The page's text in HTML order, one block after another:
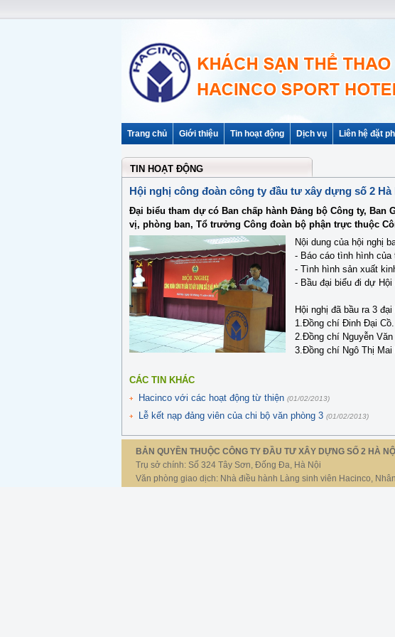
Trang chủ Giới thiệu Tin hoạt động Dịch vụ Liên hệ đặt
TIN HOẠT ĐỘNG
Hội nghị công đoàn công ty đầu tư xây dựng số 2 Hà
Đại biểu tham dự có Ban chấp hành Đảng bộ Công ty, Ban
vị, phòng ban, Tổ trưởng Công đoàn bộ phận trực thuộc
Nội dung của hội nghị
- Báo cáo tình hình của
- Tình hình sản xuất
- Bầu đại biểu đi dự Hội
Hội nghị đã bầu ra 3
1.Đồng chí Đinh Đại Cồ.
2.Đồng chí Nguyễn Văn
3.Đồng chí Ngô Thị Mai
CÁC TIN KHÁC
Hacinco với các hoạt động từ thiện (01/02/2013)
Lễ kết nạp đảng viên của chi bộ văn phòng 3 (01/02/2013)
BẢN QUYỀN THUỘC CÔNG TY ĐẦU TƯ XÂY DỰNG SỐ 2 HÀ NỘI
Trụ sở chính: Số 324 Tây Sơn, Đống Đa, Hà Nội
Văn phòng giao dịch: Nhà điều hành Làng sinh viên Hacinco,